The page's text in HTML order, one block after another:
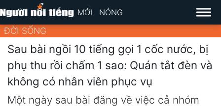
MỚI NÓNG
ĐỜI SỐNG
Sau bài ngồi 10 tiếng gọi 1 cốc nước, bị
phụ thu rồi chấm 1 sao: Quán tắt đèn và
không có nhân viên phục vụ
Một ngày sau bài đăng về việc cả nhóm